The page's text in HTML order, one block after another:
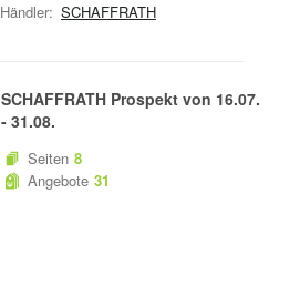
Händler: SCHAFFRATH
SCHAFFRATH Prospekt von 16.07.
- 31.08.
Seiten 8
Angebote 31